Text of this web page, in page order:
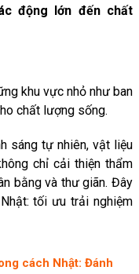
động lớn đến chất
khu vực nhỏ như ban
chất lượng sống.
sáng tự nhiên, vật liệu
chỉ cải thiện thẩm
bằng và thư giãn. Đây
tối ưu trải nghiệm
cách Nhật: Đánh